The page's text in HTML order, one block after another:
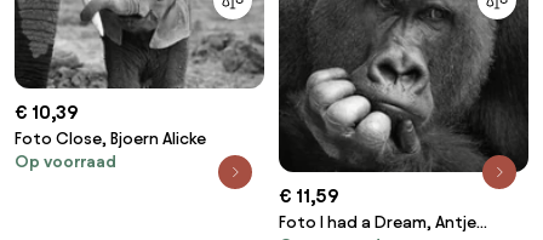
€ 10,39
Foto Close, Bjoern Alicke
Op voorraad
€ 11,59
Foto I had a Dream, Antje